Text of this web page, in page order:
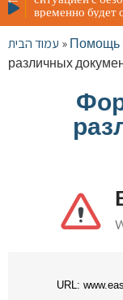
временно будет
עמוד הבית »Помощь
различных